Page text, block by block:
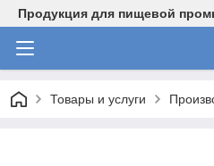
Продукция для пищевой
Товары и услуги